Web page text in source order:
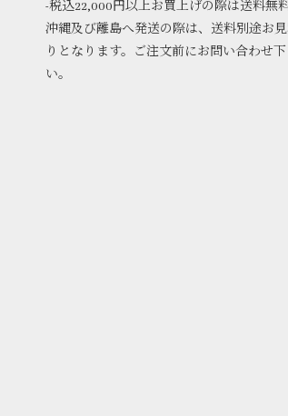
-税込22,000円以上お買上げの際は送料無
沖縄及び離島へ発送の際は、送料別途お
りとなります。ご注文前にお問い合わせ下
い。